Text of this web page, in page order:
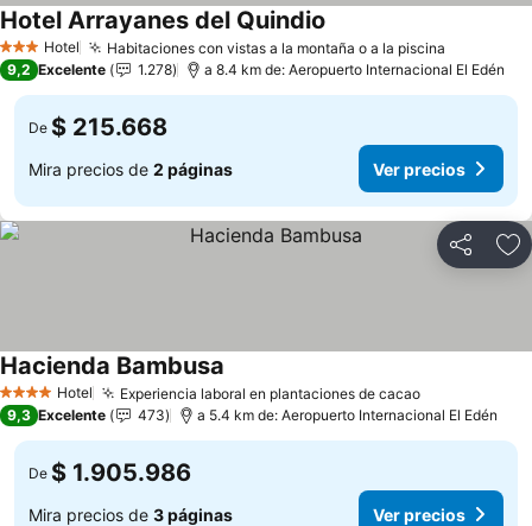
3 Estrellas
Hotel Habitaciones con vistas a la montaña o a la piscina
Hotel Arrayanes del Quindio
9,2 Excelente 1.278 a 8.4 km de: Aeropuerto Internacional El Edén
De $ 215.668
Mira precios de 2 páginas Ver precios
Compartir
4 EstrellasHotel Experiencia laboral en plantaciones de cacao
Hacienda Bambusa
9,3 Excelente 473 a 5.4 km de: Aeropuerto Internacional El Edén
De $ 1.905.986
Mira precios de 3 páginas Ver precios